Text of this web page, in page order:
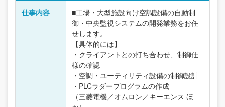
仕事内容
■工場・大型施設向け空調設備の自動制
御・中央監視システムの開発業務をお任
せします。
【具体的には】
・クライアントとの打ち合わせ、制御仕
様の確認
・空調・ユーティリティ設備の制御設計
・PLCラダープログラムの作成
（三菱電機／オムロン／キーエンス ほ